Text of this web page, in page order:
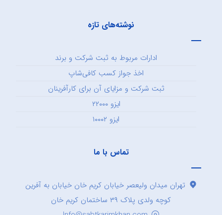
نوشته‌های تازه
ادارات مربوط به ثبت شرکت و برند
اخذ جواز کسب کافی‌شاپ
ثبت شرکت و مزایای آن برای کارآفرینان
ایزو ۲۲۰۰۰
ایزو ۱۰۰۰۲
تماس با ما
تهران میدان ولیعصر خیابان کریم خان خیابان به آفرین
کوچه ولدی پلاک ۳۹ ساختمان کریم خان